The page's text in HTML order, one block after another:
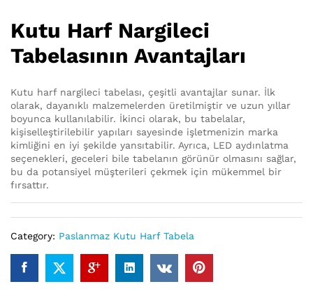
Kutu Harf Nargileci
Tabelasının Avantajları
Kutu harf nargileci tabelası, çeşitli avantajlar sunar. İlk
olarak, dayanıklı malzemelerden üretilmiştir ve uzun yıllar
boyunca kullanılabilir. İkinci olarak, bu tabelalar,
kişiselleştirilebilir yapıları sayesinde işletmenizin marka
kimliğini en iyi şekilde yansıtabilir. Ayrıca, LED aydınlatma
seçenekleri, geceleri bile tabelanın görünür olmasını sağlar,
bu da potansiyel müşterileri çekmek için mükemmel bir
fırsattır.
Category: Paslanmaz Kutu Harf Tabela